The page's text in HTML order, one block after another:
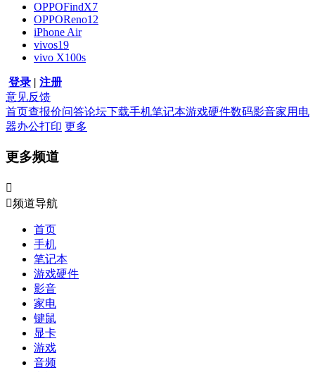
OPPOFindX7
OPPOReno12
iPhone Air
vivos19
vivo X100s
登录 | 注册
意见反馈
首页查报价问答论坛下载手机笔记本游戏硬件数码影音家用电
器办公打印 更多
更多频道

频道导航
首页
手机
笔记本
游戏硬件
影音
家电
键鼠
显卡
游戏
音频